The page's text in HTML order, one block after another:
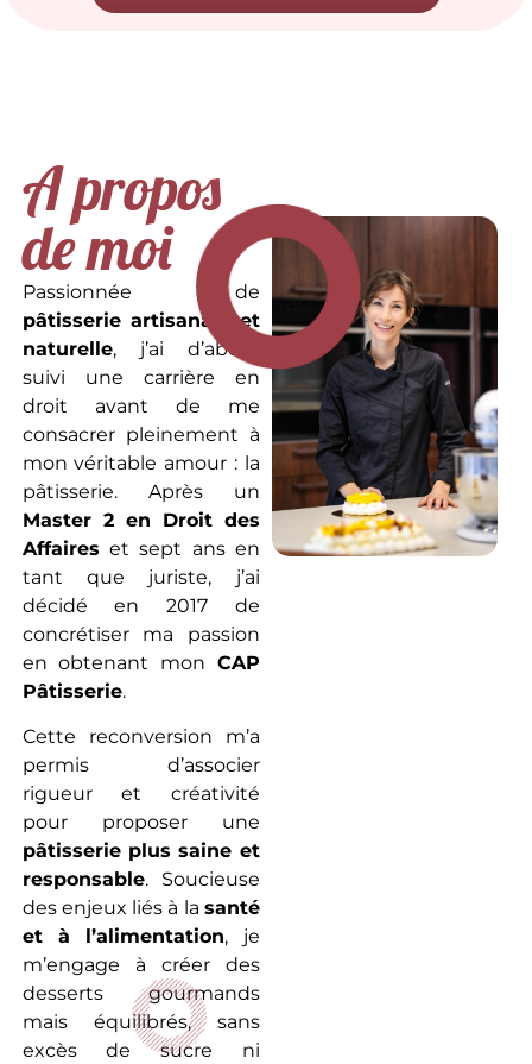
A propos
de moi
Passionnée de
pâtisserie artisanale et
naturelle, j’ai d’abord
suivi une carrière en
droit avant de me
consacrer pleinement à
mon véritable amour : la
pâtisserie. Après un
Master 2 en Droit des
Affaires et sept ans en
tant que juriste, j’ai
décidé en 2017 de
concrétiser ma passion
en obtenant mon CAP
Pâtisserie.
Cette reconversion m’a
permis d’associer
rigueur et créativité
pour proposer une
pâtisserie plus saine et
responsable. Soucieuse
des enjeux liés à la santé
et à l’alimentation, je
m’engage à créer des
desserts gourmands
mais équilibrés, sans
excès de sucre ni